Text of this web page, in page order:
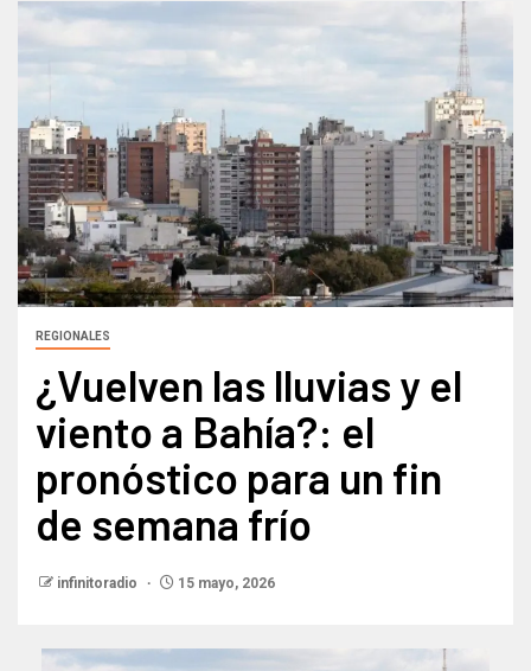
REGIONALES
¿Vuelven las lluvias y el
viento a Bahía?: el
pronóstico para un fin
de semana frío​
infinitoradio 15 mayo, 2026